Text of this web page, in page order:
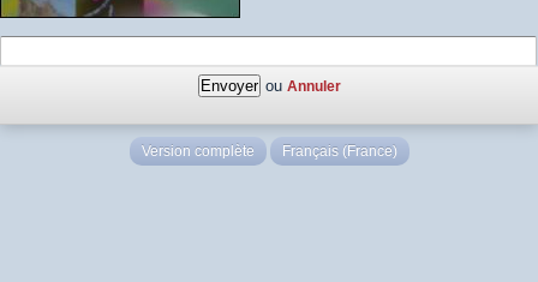
ou Annuler
Version complète Français (France)